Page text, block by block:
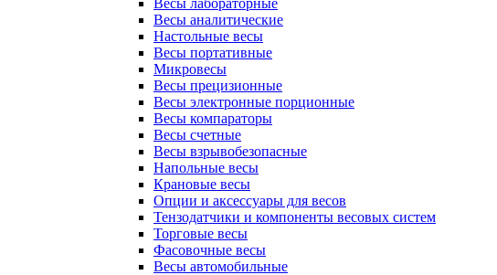
Весы аналитические
Настольные весы
Весы портативные
Микровесы
Весы прецизионные
Весы электронные порционные
Весы компараторы
Весы счетные
Весы взрывобезопасные
Напольные весы
Крановые весы
Опции и аксессуары для весов
Тензодатчики и компоненты весовых систем
Торговые весы
Фасовочные весы
Весы автомобильные